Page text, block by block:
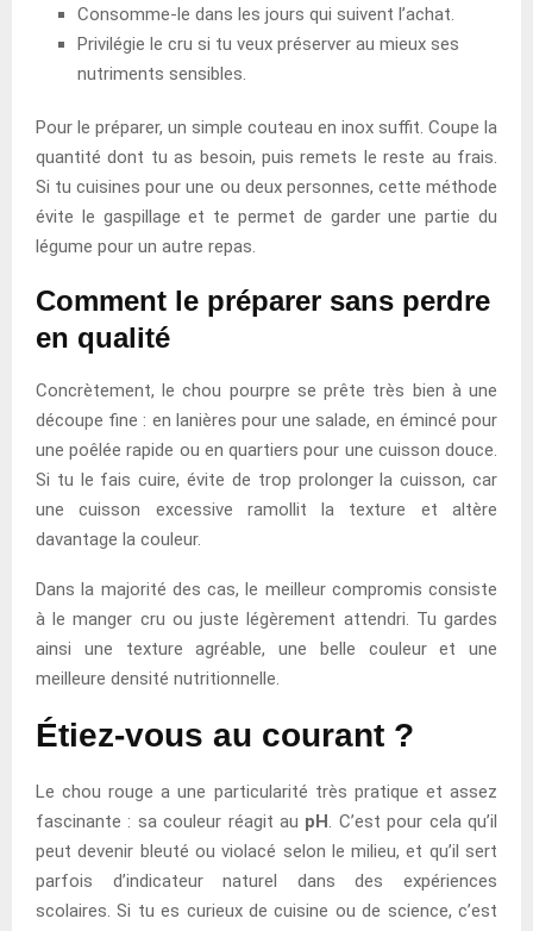
Consomme-le dans les jours qui suivent l’achat.
Privilégie le cru si tu veux préserver au mieux ses
nutriments sensibles.
Pour le préparer, un simple couteau en inox suffit. Coupe la
quantité dont tu as besoin, puis remets le reste au frais.
Si tu cuisines pour une ou deux personnes, cette méthode
évite le gaspillage et te permet de garder une partie du
légume pour un autre repas.
Comment le préparer sans perdre
en qualité
Concrètement, le chou pourpre se prête très bien à une
découpe fine : en lanières pour une salade, en émincé pour
une poêlée rapide ou en quartiers pour une cuisson douce.
Si tu le fais cuire, évite de trop prolonger la cuisson, car
une cuisson excessive ramollit la texture et altère
davantage la couleur.
Dans la majorité des cas, le meilleur compromis consiste
à le manger cru ou juste légèrement attendri. Tu gardes
ainsi une texture agréable, une belle couleur et une
meilleure densité nutritionnelle.
Étiez-vous au courant ?
Le chou rouge a une particularité très pratique et assez
fascinante : sa couleur réagit au pH . C’est pour cela qu’il
peut devenir bleuté ou violacé selon le milieu, et qu’il sert
parfois d’indicateur naturel dans des expériences
scolaires. Si tu es curieux de cuisine ou de science, c’est